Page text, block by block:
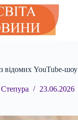
відомих YouTube-шоу
23.06.2026